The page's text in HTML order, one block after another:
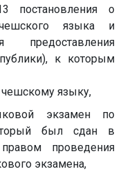
постановления о
языка и
к которым
языку,
экзамен по
был сдан в
проведения
экзамена,